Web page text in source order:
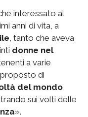
interessato al
anni di vita, a
, tanto che aveva
donne nel
a varie
di
del mondo
sui volti delle
».